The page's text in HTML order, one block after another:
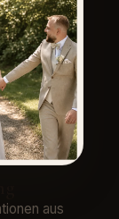
aus